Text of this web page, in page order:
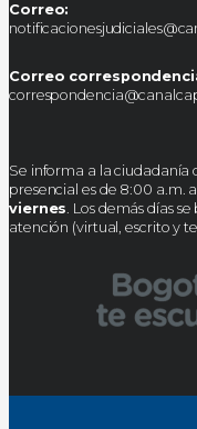
Correo:
Correo
Se informa a la ciudadanía
presencial es de 8:00 a.m.
viernes . Los demás días
atención (virtual, escrito y